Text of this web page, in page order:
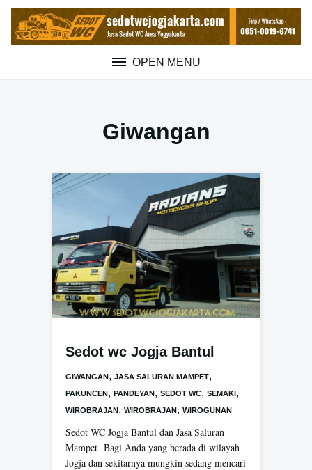
Skip
content
OPEN MENU
Giwangan
Sedot wc Jogja Bantul
GIWANGAN, JASA SALURAN MAMPET,
PAKUNCEN, PANDEYAN, SEDOT WC, SEMAKI,
WIROBRAJAN, WIROBRAJAN, WIROGUNAN
Sedot WC Jogja Bantul dan Jasa Saluran
Mampet Bagi Anda yang berada di wilayah
Jogja dan sekitarnya mungkin sedang mencari